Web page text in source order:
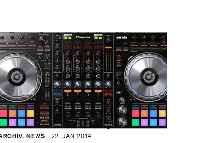
NEWS 22. JAN 2014